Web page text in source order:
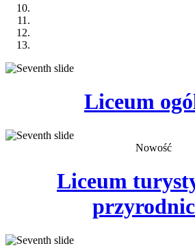
Liceum
Nowość
Liceum